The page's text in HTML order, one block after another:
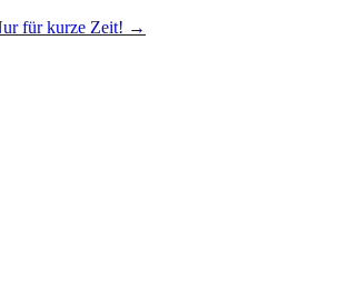
für kurze Zeit! →